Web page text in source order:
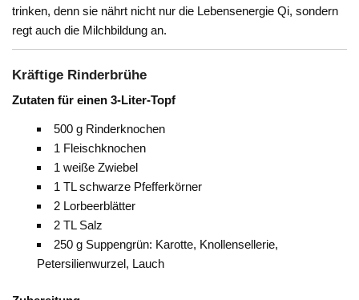
trinken, denn sie nährt nicht nur die Lebensenergie Qi, sondern
regt auch die Milchbildung an.
Kräftige Rinderbrühe
Zutaten für einen 3-Liter-Topf
500 g Rinderknochen
1 Fleischknochen
1 weiße Zwiebel
1 TL schwarze Pfefferkörner
2 Lorbeerblätter
2 TL Salz
250 g Suppengrün: Karotte, Knollensellerie,
Petersilienwurzel, Lauch